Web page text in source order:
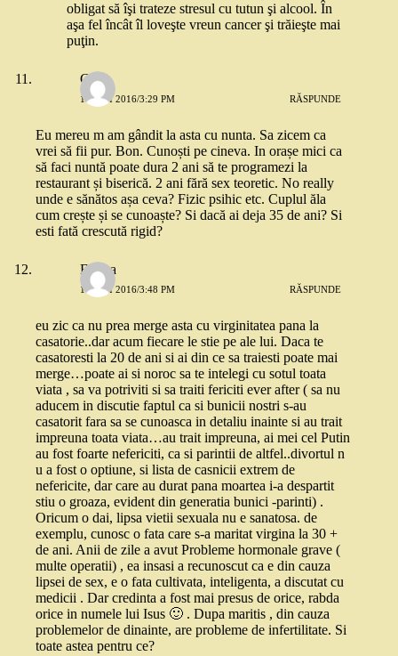
obligat să îşi trateze stresul cu tutun şi alcool. În
aşa fel încât îl loveşte vreun cancer şi trăieşte mai
puţin.
Cris
17 MAI 2016/3:29 PM RĂSPUNDE
Eu mereu m am gândit la asta cu nunta. Sa zicem ca
vrei să fii pur. Bon. Cunoști pe cineva. In orașe mici ca
să faci nuntă poate dura 2 ani să te programezi la
restaurant și biserică. 2 ani fără sex teoretic. No really
unde e sănătos așa ceva? Fizic psihic etc. Cuplul ăla
cum crește și se cunoaște? Si dacă ai deja 35 de ani? Si
esti fată crescută rigid?
Emma
17 MAI 2016/3:48 PM RĂSPUNDE
eu zic ca nu prea merge asta cu virginitatea pana la
casatorie..dar acum fiecare le stie pe ale lui. Daca te
casatoresti la 20 de ani si ai din ce sa traiesti poate mai
merge…poate ai si noroc sa te intelegi cu sotul toata
viata , sa va potriviti si sa traiti fericiti ever after ( sa nu
aducem in discutie faptul ca si bunicii nostri s-au
casatorit fara sa se cunoasca in detaliu inainte si au trait
impreuna toata viata…au trait impreuna, ai mei cel Putin
au fost foarte nefericiti, ca si parintii de altfel..divortul n
u a fost o optiune, si lista de casnicii extrem de
nefericite, dar care au durat pana moartea i-a despartit
stiu o groaza, evident din generatia bunici -parinti) .
Oricum o dai, lipsa vietii sexuala nu e sanatosa. de
exemplu, cunosc o fata care s-a maritat virgina la 30 +
de ani. Anii de zile a avut Probleme hormonale grave (
multe operatii) , ea insasi a recunoscut ca e din cauza
lipsei de sex, e o fata cultivata, inteligenta, a discutat cu
medicii . Dar credinta a fost mai presus de orice, rabda
orice in numele lui Isus 🙂 . Dupa maritis , din cauza
problemelor de dinainte, are probleme de infertilitate. Si
toate astea pentru ce?